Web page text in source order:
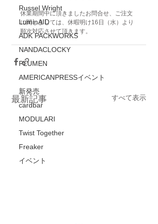
Russel Wright
LuminAID
ADK PACKWORKS
NANDACLOCKY
PLUMEN
AMERICANPRESSイベント
新発売
cardbar
MODULARI
Twist Together
Freaker
イベント
休業期間中に頂きましたお問合せ、ご注文
に関しましては、休暇明け16日（水）より
順次対応させて頂きます。
最新記事 すべて表示